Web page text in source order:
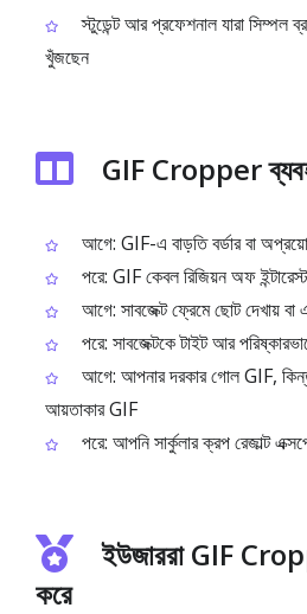
স্টুডেন্ট আর প্রফেশনাল যারা সিম্পল
খুঁজছেন
GIF Cropper
আগে: GIF-এ বাড়তি বর্ডার বা
পরে: GIF কেবল রিজিয়ন অফ
আগে: সাবজেক্ট ফ্রেমে ছোট দেখায় বা
পরে: সাবজেক্টকে টাইট আর
আগে: আপনার দরকার গোল GIF,
আয়তাকার GIF
পরে: আপনি সার্কুলার ক্রপ রেজাল্ট
ইউজাররা GIF
করে